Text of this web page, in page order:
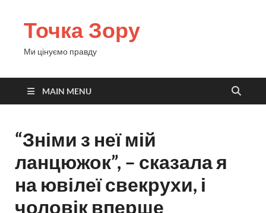
Точка Зору
Ми цінуємо правду
MAIN MENU
“Зніми з неї мій
ланцюжок”, – сказала я
на ювілеї свекрухи, і
чоловік вперше